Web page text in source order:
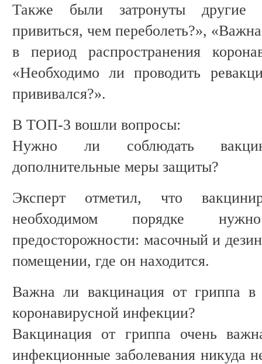
Также были затронуты
привиться, чем переболеть?»,
в период распространения
«Необходимо ли проводить
прививался?».
В ТОП-3 вошли вопросы:
Нужно ли соблюдать
дополнительные меры защиты?
Эксперт отметил, что
необходимом порядке
предосторожности: масочный и
помещении, где он находится.
Важна ли вакцинация от гриппа в
коронавирусной инфекции?
Вакцинация от гриппа очень
инфекционные заболевания